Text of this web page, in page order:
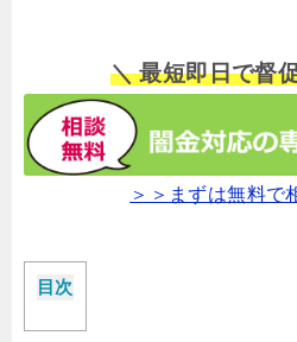
＼ 最短即日で督
＞＞まずは無料で
目次